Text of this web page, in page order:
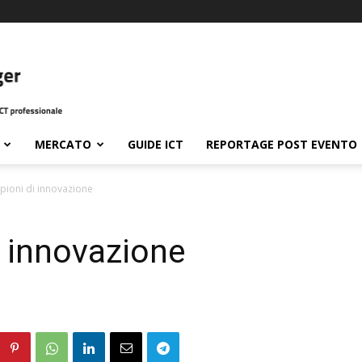
MERCATO GUIDE ICT REPORTAGE POST EVENTO
di innovazione